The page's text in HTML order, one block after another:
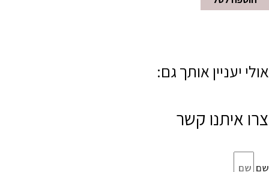
אולי יעניין אותך גם:
צרו איתנו קשר
שם